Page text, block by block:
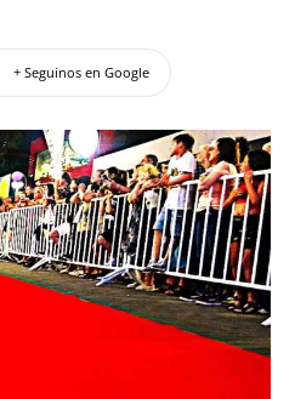
+ Seguinos en Google